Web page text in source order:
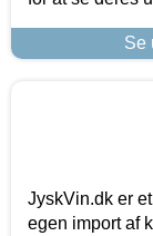
Se
JyskVin.dk er
egen import af